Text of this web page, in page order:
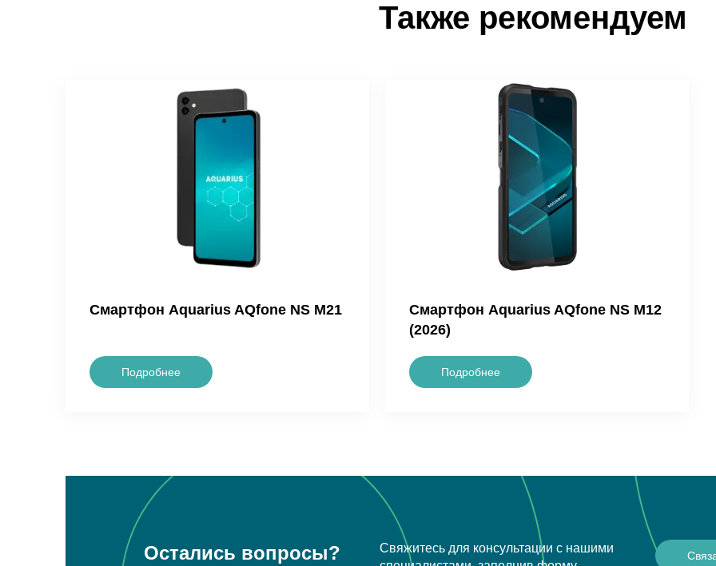
Также рекомендуем
Смартфон Aquarius AQfone NS M21
Подробнее
Смартфон Aquarius AQfone NS M12
(2026)
Подробнее
Остались вопросы?
Свяжитесь для консультации с нашими